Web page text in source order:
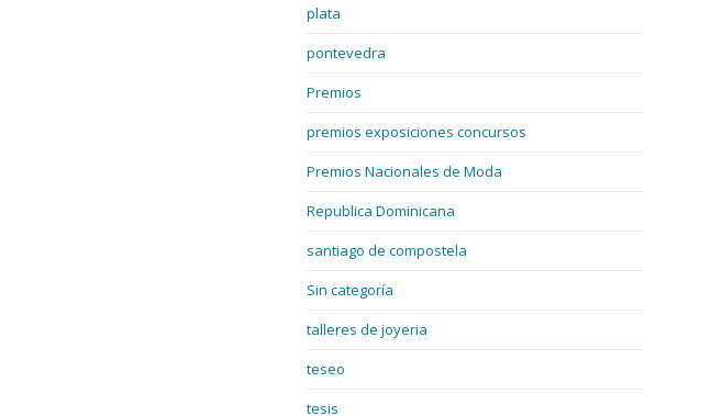
plata
pontevedra
Premios
premios exposiciones concursos
Premios Nacionales de Moda
Republica Dominicana
santiago de compostela
Sin categoría
talleres de joyeria
teseo
tesis